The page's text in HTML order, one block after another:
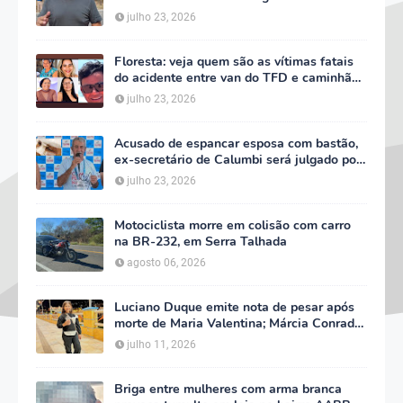
TFD e decreta três dias de luto oficial
julho 23, 2026
Floresta: veja quem são as vítimas fatais
do acidente entre van do TFD e caminhão
na PE-360
julho 23, 2026
Acusado de espancar esposa com bastão,
ex-secretário de Calumbi será julgado por
tentativa de feminicídio
julho 23, 2026
Motociclista morre em colisão com carro
na BR-232, em Serra Talhada
agosto 06, 2026
Luciano Duque emite nota de pesar após
morte de Maria Valentina; Márcia Conrado
decreta luto oficial de três dias em Serra
Talhada
julho 11, 2026
Briga entre mulheres com arma branca